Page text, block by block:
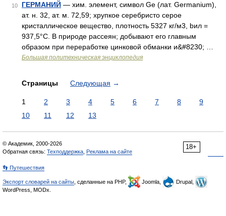
10 ГЕРМАНИЙ — хим. элемент, символ Ge (лат. Germanium),
ат. н. 32, ат. м. 72,59; хрупкое серебристо серое
кристаллическое вещество, плотность 5327 кг/м3, bил =
937,5°С. В природе рассеян; добывают его главным
образом при переработке цинковой обманки и&#8230; …
Большая политехническая энциклопедия
Страницы Следующая →
1 2 3 4 5 6 7 8
9
10
11 12 13
18+
© Академик, 2000-2026
Обратная связь: Техподдержка Реклама на сайте
👣 Путешествия
Экспорт словарей на сайты , сделанные на PHP, Joomla,
Drupal,
WordPress, MODx.